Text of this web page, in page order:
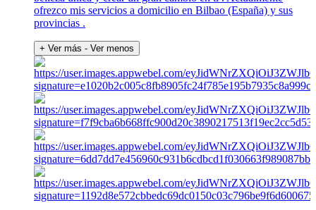
ofrezco mis servicios a domicilio en Bilbao (España) y sus
provincias .
+ Ver más - Ver menos